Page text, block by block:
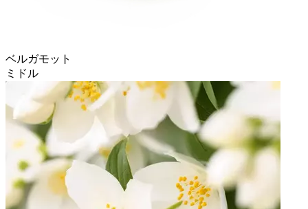
ベルガモット
ミドル